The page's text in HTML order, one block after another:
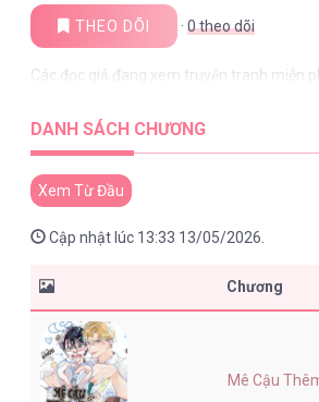
THEO DÕI ·0theo dõi
Các đọc giả đang xem truyện tranh miễn
DANH SÁCH CHƯƠNG
Xem Từ Đầu
Cập nhật lúc 13:33 13/05/2026.
Chương
Mê Cậu